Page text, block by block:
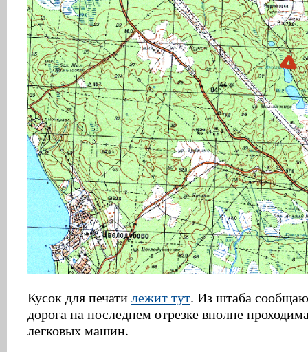
Кусок для печатилежит тут. Из штаба
дорога на последнем отрезке вполне
легковых машин.